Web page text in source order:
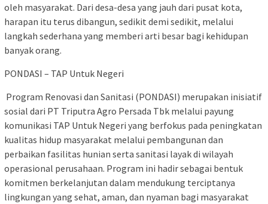
oleh masyarakat. Dari desa-desa yang jauh dari pusat kota,
harapan itu terus dibangun, sedikit demi sedikit, melalui
langkah sederhana yang memberi arti besar bagi kehidupan
banyak orang.
PONDASI – TAP Untuk Negeri
Program Renovasi dan Sanitasi (PONDASI) merupakan inisiatif
sosial dari PT Triputra Agro Persada Tbk melalui payung
komunikasi TAP Untuk Negeri yang berfokus pada peningkatan
kualitas hidup masyarakat melalui pembangunan dan
perbaikan fasilitas hunian serta sanitasi layak di wilayah
operasional perusahaan. Program ini hadir sebagai bentuk
komitmen berkelanjutan dalam mendukung terciptanya
lingkungan yang sehat, aman, dan nyaman bagi masyarakat